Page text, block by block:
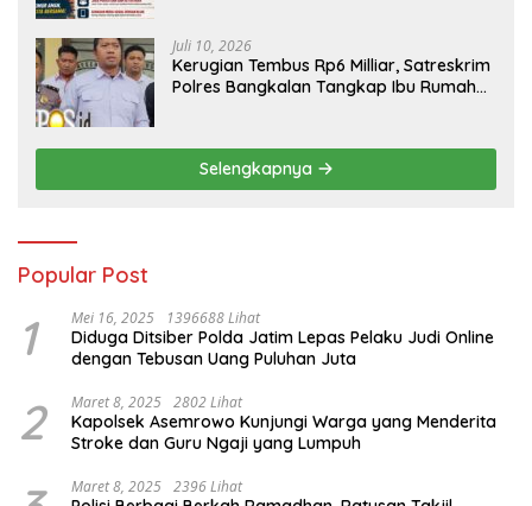
Juli 10, 2026
Kerugian Tembus Rp6 Milliar, Satreskrim
Polres Bangkalan Tangkap Ibu Rumah
Selengkapnya
Popular Post
1 Mei 16, 2025 1396688 Lihat
Diduga Ditsiber Polda Jatim Lepas Pelaku Judi Online
dengan Tebusan Uang Puluhan Juta
2 Maret 8, 2025 2802 Lihat
Kapolsek Asemrowo Kunjungi Warga yang Menderita
Stroke dan Guru Ngaji yang Lumpuh
Maret 8, 2025 2396 Lihat